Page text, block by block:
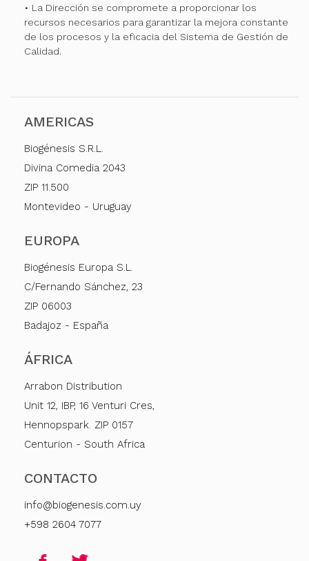
• La Dirección se compromete a proporcionar los
recursos necesarios para garantizar la mejora constante
de los procesos y la eficacia del Sistema de Gestión de
Calidad.
AMERICAS
Biogénesis S.R.L.
Divina Comedia 2043
ZIP 11.500
Montevideo - Uruguay
EUROPA
Biogénesis Europa S.L.
C/Fernando Sánchez, 23
ZIP 06003
Badajoz - España
ÁFRICA
Arrabon Distribution
Unit 12, IBP, 16 Venturi Cres,
Hennopspark. ZIP 0157
Centurion - South Africa
CONTACTO
info@biogenesis.com.uy
+598 2604 7077